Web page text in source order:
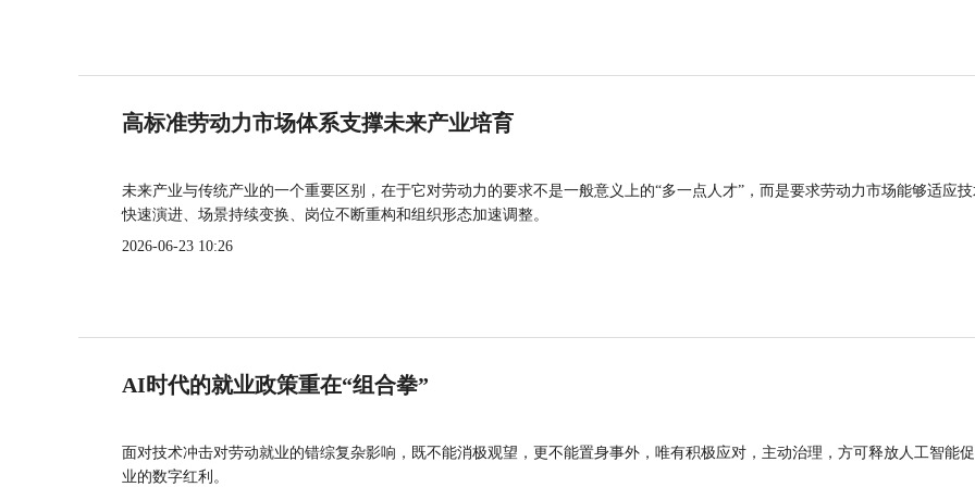
高标准劳动力市场体系支撑未来产业培育
未来产业与传统产业的一个重要区别，在于它对劳动力的要求不是一般意义上的“多一点人才”，而是要求劳动力市场能够适应
快速演进、场景持续变换、岗位不断重构和组织形态加速调整。
2026-06-23 10:26
AI时代的就业政策重在“组合拳”
面对技术冲击对劳动就业的错综复杂影响，既不能消极观望，更不能置身事外，唯有积极应对，主动治理，方可释放人工智能
业的数字红利。